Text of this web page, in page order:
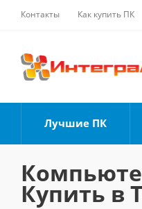
Контакты Как купить ПК
Лучшие ПК
Купить в